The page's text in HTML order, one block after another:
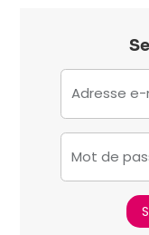
Adresse e-
Mot de